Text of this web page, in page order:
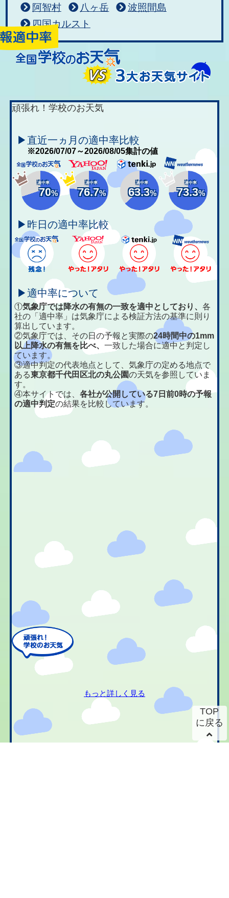
阿智村
八ヶ岳
波照間島
四国カルスト
頑張れ！学校のお天気
▶直近一ヵ月の適中率比較
※2026/07/07～2026/08/05集計の値
適中率
70%
適中率
76.7%
適中率
63.3%
適中率
73.3%
▶昨日の適中率比較
▶適中率について
①気象庁では降水の有無の一致を適中としており、各
社の「適中率」は気象庁による検証方法の基準に則り
算出しています。
②気象庁では、その日の予報と実際の24時間中の1mm
以上降水の有無を比べ、一致した場合に適中と判定し
ています。
③適中判定の代表地点として、気象庁の定める地点で
ある東京都千代田区北の丸公園の天気を参照していま
す。
④本サイトでは、各社が公開している7日前0時の予報
の適中判定の結果を比較しています。
もっと詳しく見る
TOP
に戻る